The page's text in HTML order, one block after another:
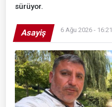
sürüyor.
Asayiş 6 Ağu 2026 - 16:21